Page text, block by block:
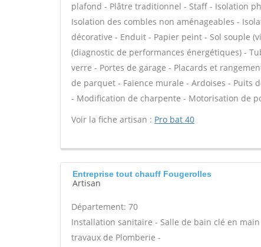
plafond - Plâtre traditionnel - Staff - Isolation
Isolation des combles non aménageables -
décorative - Enduit - Papier peint - Sol souple
(diagnostic de performances énergétiques) -
verre - Portes de garage - Placards et
de parquet - Faïence murale - Ardoises - Puits
- Modification de charpente - Motorisation de
Voir la fiche artisan : Pro bat 40
Entreprise tout chauff Fougerolles
Artisan
Département: 70
Installation sanitaire - Salle de bain clé en
travaux de Plomberie -